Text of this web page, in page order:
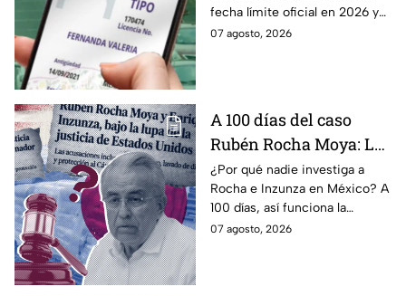
permanente en CDMX y
Edomex
fecha límite oficial en 2026 y
los requisitos para tramitarla
07 agosto, 2026
A 100 días del caso
Rubén Rocha Moya: La
estrategia de Morena
para blindar al
gobernador de Sinaloa
¿Por qué nadie investiga a
Rocha e Inzunza en México? A
100 días, así funciona la
estrategia de Morena para
07 agosto, 2026